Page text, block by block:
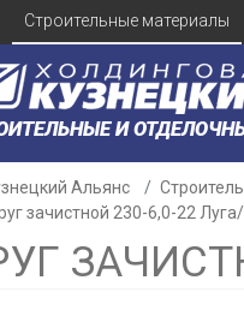
Строительные материалы
И
Альянс
зачистной 230-6,0-22